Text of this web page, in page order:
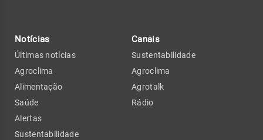
Notícias
Últimas notícias
Agroclima
Alimentação
Saúde
Alertas
Sustentabilidade
Canais
Sustentabilidade
Agroclima
Agrotalk
Rádio